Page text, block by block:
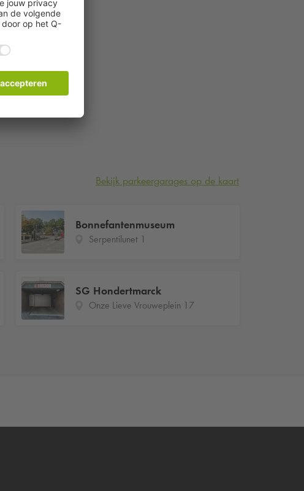
Bekijk parkeergarages op de kaart
Bonnefantenmuseum
Serpentilunet 1
SG Hondertmarck
Onze Lieve Vrouweplein 17